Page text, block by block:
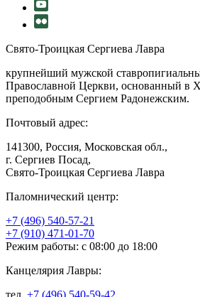
Свято-Троицкая Сергиева Лавра
крупнейший мужской
Православной Церкви, основанный в
преподобным Сергием Радонежским.
Почтовый адрес:
141300, Россия, Московская обл.,
г. Сергиев Посад,
Свято-Троицкая Сергиева Лавра
Паломнический центр:
+7 (496) 540-57-21
+7 (910) 471-01-70
Режим работы: с 08:00 до 18:00
Канцелярия Лавры:
тел. +7 (496) 540-59-42,